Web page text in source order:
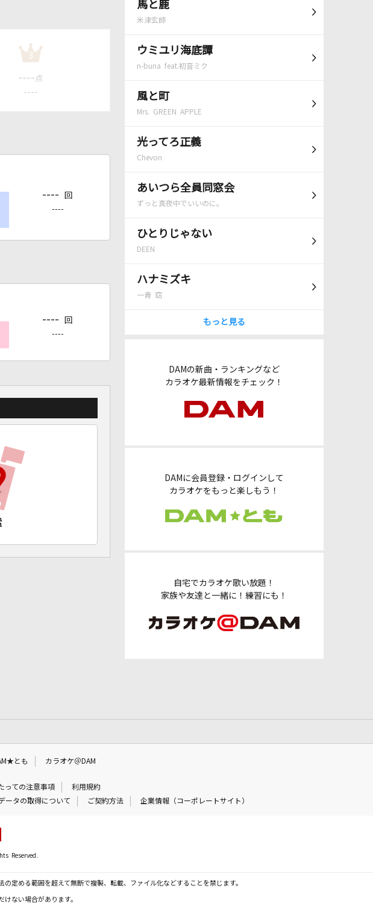
馬と鹿
米津玄師
ウミユリ海底譚
n-buna feat.初音ミク
風と町
Mrs. GREEN APPLE
光ってろ正義
Chevon
あいつら全員同窓会
ずっと真夜中でいいのに。
ひとりじゃない
DEEN
ハナミズキ
一青 窈
もっと見る
DAMの新曲・ランキングなど
カラオケ最新情報をチェック！
DAMに会員登録・ログインして
カラオケをもっと楽しもう！
自宅でカラオケ歌い放題！
家族や友達と一緒に！練習にも！
3
---- 点
----
---- 回
----
---- 回
----
とも カラオケ＠DAM
っての注意事項
利用規約
ータの取得について ご契約方法 企業情報（コーポレートサイト）
Reserved.
定める範囲を超えて無断で複製、転載、ファイル化などすることを禁じます。
ない場合があります。